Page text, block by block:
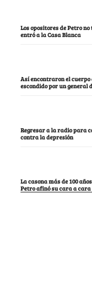
Los opositores de Petro
entró a la Casa Blanca
Así encontraron el cuerpo
escondido por un general
Regresar a la radio para
contra la depresión
La casona más de 100
Petro afinó su cara a